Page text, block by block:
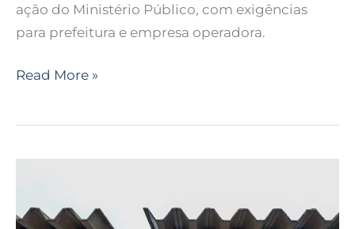
ação do Ministério Público, com exigências
para prefeitura e empresa operadora.
Read More »
firma